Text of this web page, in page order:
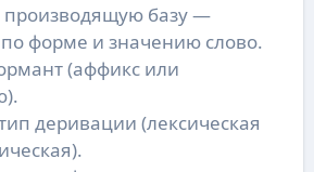
производящую базу —
форме и значению слово.
(аффикс или
деривации (лексическая